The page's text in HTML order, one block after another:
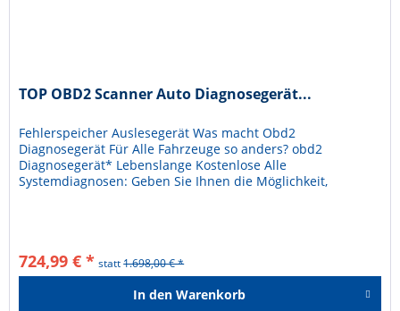
TOP OBD2 Scanner Auto Diagnosegerät...
Fehlerspeicher Auslesegerät Was macht Obd2
Diagnosegerät Für Alle Fahrzeuge so anders? obd2
Diagnosegerät* Lebenslange Kostenlose Alle
Systemdiagnosen: Geben Sie Ihnen die Möglichkeit,
724,99 € * statt1.698,00 € *
In den Warenkorb